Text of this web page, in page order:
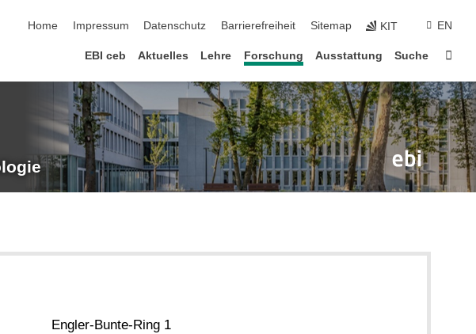
Home
Impressum Datenschutz Barrierefreiheit Sitemap KIT EN
EBI ceb Aktuelles Lehre Forschung Ausstattung Suche
Engler-Bunte-Ring 1